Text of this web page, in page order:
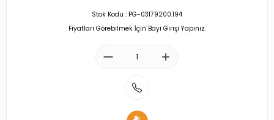
Stok Kodu : PG-03179200.194
Fiyatları Görebilmek İçin Bayi Girişi Yapınız.